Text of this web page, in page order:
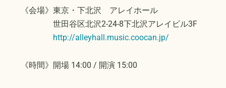
《会場》東京・下北沢 アレイホール
世田谷区北沢2-24-8下北沢アレイビル3F
http://alleyhall.music.coocan.jp/
《時間》開場 14:00 / 開演 15:00